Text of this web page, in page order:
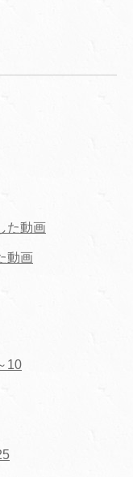
た動画
動画
10